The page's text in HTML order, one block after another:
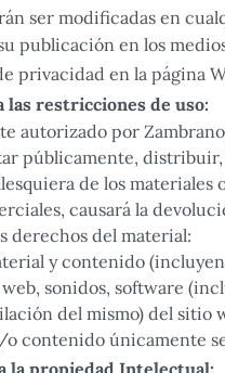
ser modificadas en
publicación en los
privacidad en la
las restricciones de uso:
autorizado por
públicamente,
de los
causará la
derechos del material:
y contenido
sonidos, software
del mismo) del sitio
contenido únicamente
la propiedad Intelectual: